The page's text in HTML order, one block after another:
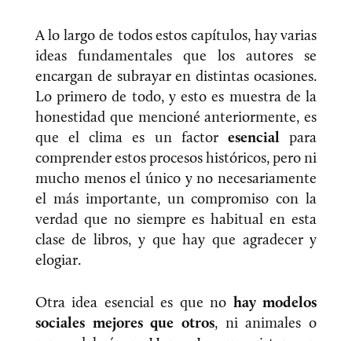
A lo largo de todos estos capítulos, hay varias
ideas fundamentales que los autores se
encargan de subrayar en distintas ocasiones.
Lo primero de todo, y esto es muestra de la
honestidad que mencioné anteriormente, es
que el clima es un factoresencial para
comprender estos procesos históricos, pero ni
mucho menos el único y no necesariamente
el más importante, un compromiso con la
verdad que no siempre es habitual en esta
clase de libros, y que hay que agradecer y
elogiar.
Otra idea esencial es que no hay modelos
sociales mejores que otros, ni animales o